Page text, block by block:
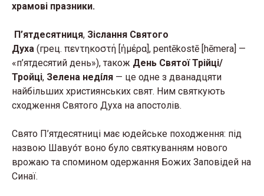
храмові празники.
П’ятдесятниця, Зіслання Святого
Духа (грец. πεντηκοστή [ἡμέρα], pentēkostē [hēmera] —
«п’ятдесятий день»), також День Святої Трійці/
Тройці, Зелена неді́ля — це одне з дванадцяти
найбільших християнських свят. Ним святкують
сходження Святого Духа на апостолів.
Свято П’ятдесятниці має юдейське походження: під
назвою Шавуо́т воно було святкуванням нового
врожаю та спомином одержання Божих Заповідей на
Синаї.